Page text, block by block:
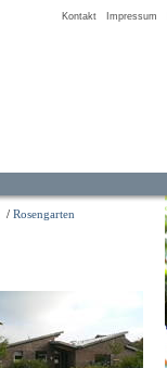
Kontakt Impressum
/ Rosengarten